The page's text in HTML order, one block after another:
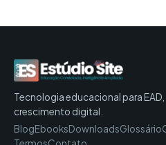
Tecnologia educacional para EAD,
crescimento digital.
BlogEbooksDownloadsGlossário